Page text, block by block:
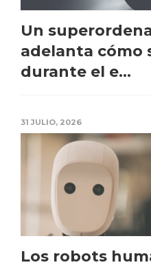
Un
adelanta cómo
durante el e...
31 JULIO, 2026
Los robots